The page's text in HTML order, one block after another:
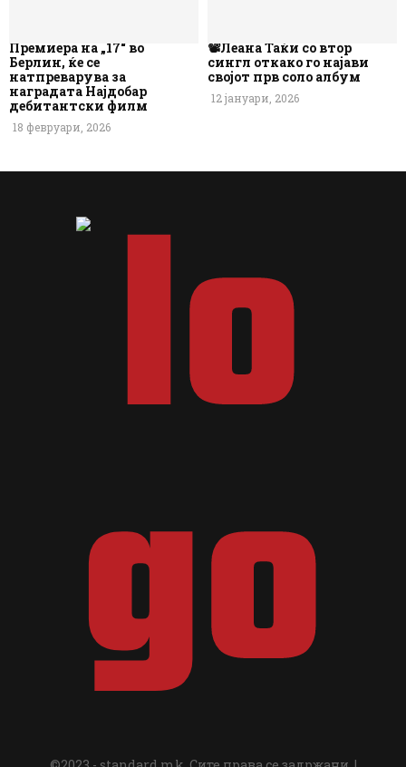
Премиера на „17“ во
Берлин, ќе се
натпреварува за
наградата Најдобар
дебитантски филм
18 февруари, 2026
📽️Леана Таќи со втор
сингл откако го најави
својот прв соло албум
12 јануари, 2026